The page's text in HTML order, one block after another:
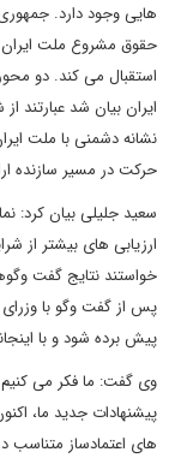
هایی وجود دارد. جمهوری
حقوق مشروع ملت
استقبال می کند. دو
ایران بیان شد عبارتند
نشانه دشمنی با ملت
حرکت در مسیر سازنده
ارزیابی های بیشتر از
خواستند نتایج گفت
پیش برده شود و با
وی گفت: ما فکر می کنیم
های اعتمادساز متناسب